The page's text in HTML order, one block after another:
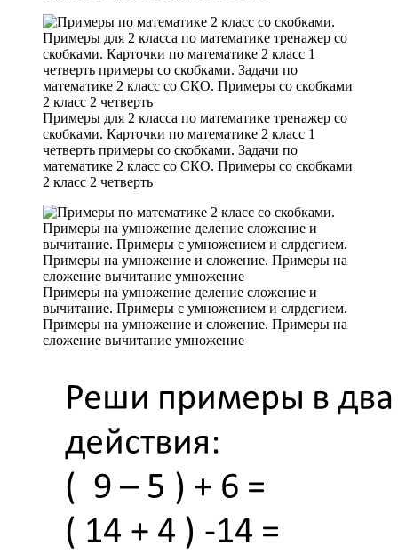
Примеры для 2 класса по математике тренажер со
скобками. Карточки по математике 2 класс 1
четверть примеры со скобками. Задачи по
математике 2 класс со СКО. Примеры со скобками
2 класс 2 четверть
Примеры на умножение деление сложение и
вычитание. Примеры с умножением и слрдегием.
Примеры на умножение и сложение. Примеры на
сложение вычитание умножение